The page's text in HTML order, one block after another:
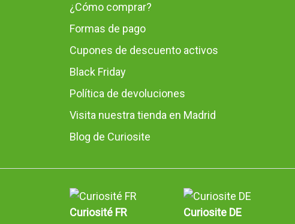
¿Cómo comprar?
Formas de pago
Cupones de descuento activos
Black Friday
Política de devoluciones
Visita nuestra tienda en Madrid
Blog de Curiosite
Curiosité FR Curiosite DE